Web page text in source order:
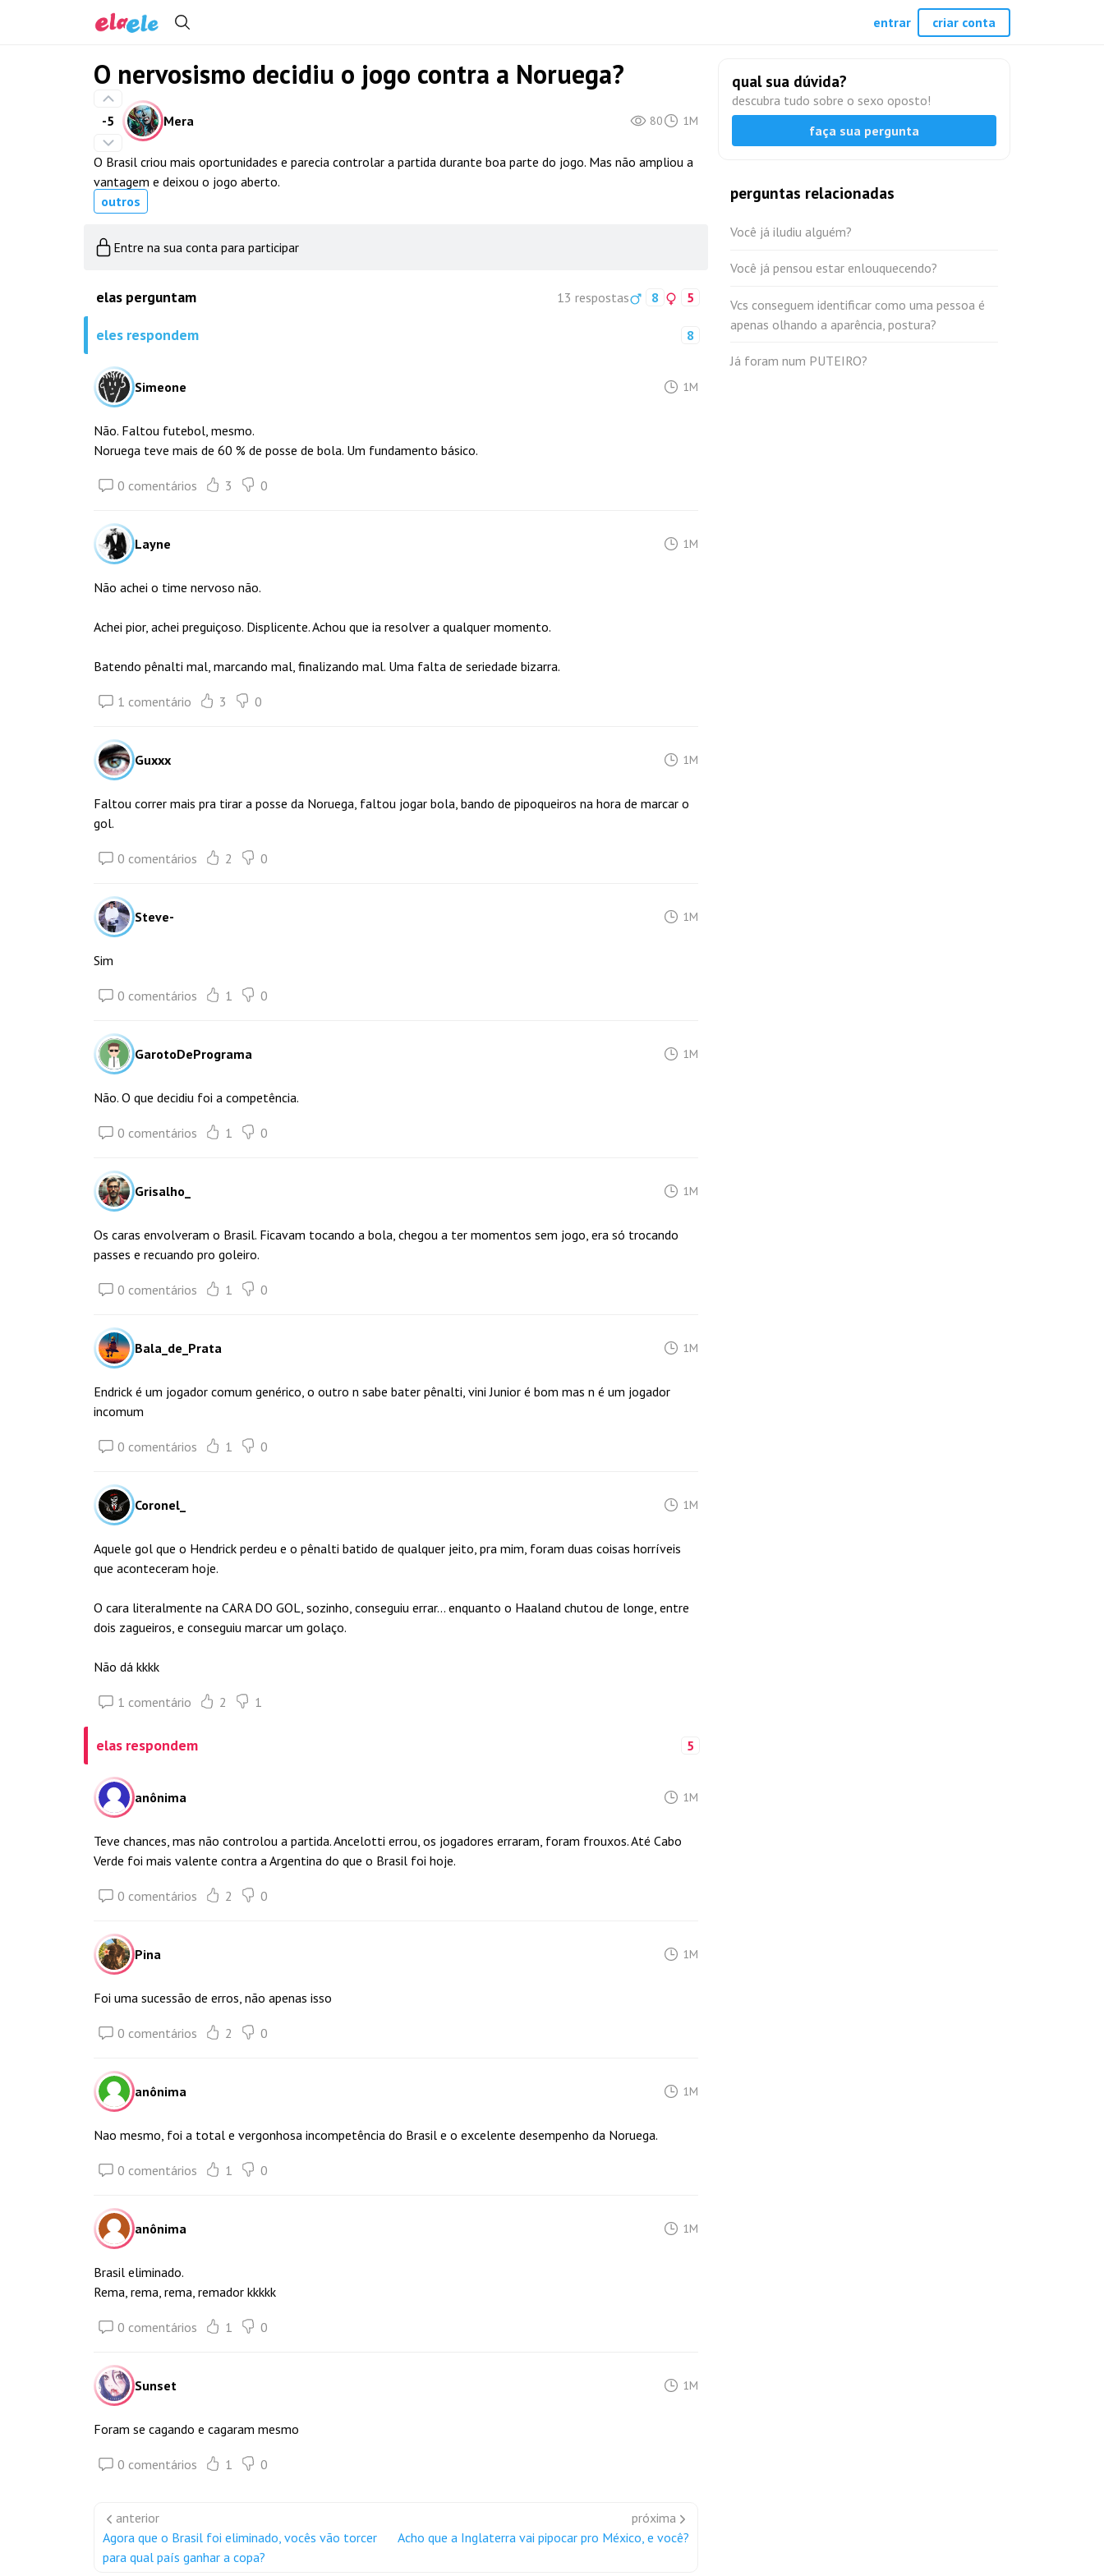
O nervosismo decidiu o jogo contra a Noruega?
-5 Mera 80 1M
O Brasil criou mais oportunidades e parecia controlar a partida durante boa parte do jogo. Mas não ampliou a
vantagem e deixou o jogo aberto.
outros
Entre na sua conta para participar
elas perguntam 13 respostas 8 5
eles respondem 8
Simeone 1M
Não. Faltou futebol, mesmo.
Noruega teve mais de 60 % de posse de bola. Um fundamento básico.
0 comentários 3 0
Layne 1M
Não achei o time nervoso não.
Achei pior, achei preguiçoso. Displicente. Achou que ia resolver a qualquer momento.
Batendo pênalti mal, marcando mal, finalizando mal. Uma falta de seriedade bizarra.
1 comentário 3 0
Guxxx 1M
Faltou correr mais pra tirar a posse da Noruega, faltou jogar bola, bando de pipoqueiros na hora de marcar o
gol.
0 comentários 2 0
Steve- 1M
Sim
0 comentários 1 0
GarotoDePrograma 1M
Não. O que decidiu foi a competência.
0 comentários 1 0
Grisalho_ 1M
Os caras envolveram o Brasil. Ficavam tocando a bola, chegou a ter momentos sem jogo, era só trocando
passes e recuando pro goleiro.
0 comentários 1 0
Bala_de_Prata 1M
Endrick é um jogador comum genérico, o outro n sabe bater pênalti, vini Junior é bom mas n é um jogador
incomum
0 comentários 1 0
Coronel_ 1M
Aquele gol que o Hendrick perdeu e o pênalti batido de qualquer jeito, pra mim, foram duas coisas horríveis
que aconteceram hoje.
O cara literalmente na CARA DO GOL, sozinho, conseguiu errar... enquanto o Haaland chutou de longe, entre
dois zagueiros, e conseguiu marcar um golaço.
Não dá kkkk
1 comentário 2 1
elas respondem 5
anônima 1M
Teve chances, mas não controlou a partida. Ancelotti errou, os jogadores erraram, foram frouxos. Até Cabo
Verde foi mais valente contra a Argentina do que o Brasil foi hoje.
0 comentários 2 0
Pina 1M
Foi uma sucessão de erros, não apenas isso
0 comentários 2 0
anônima 1M
Nao mesmo, foi a total e vergonhosa incompetência do Brasil e o excelente desempenho da Noruega.
0 comentários 1 0
anônima 1M
Brasil eliminado.
Rema, rema, rema, remador kkkkk
0 comentários 1 0
Sunset 1M
Foram se cagando e cagaram mesmo
0 comentários 1 0
anterior
Agora que o Brasil foi eliminado, vocês vão torcer
para qual país ganhar a copa?
próxima
Acho que a Inglaterra vai pipocar pro México, e você?
qual sua dúvida?
descubra tudo sobre o sexo oposto!
faça sua pergunta
perguntas relacionadas
Você já iludiu alguém?
Você já pensou estar enlouquecendo?
Vcs conseguem identificar como uma pessoa é
apenas olhando a aparência, postura?
Já foram num PUTEIRO?
entrar criar conta